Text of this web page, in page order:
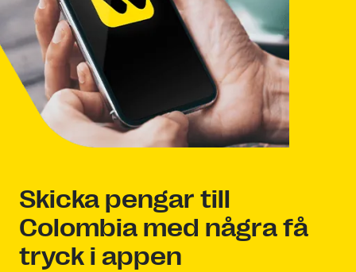
Skicka pengar till
Colombia med några få
tryck i appen